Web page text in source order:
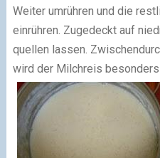
Weiter umrühren und die
einrühren. Zugedeckt auf
quellen lassen.
wird der Milchreis